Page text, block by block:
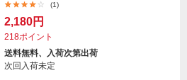
(1)
2,180円
218ポイント
送料無料、入荷次第出荷
次回入荷未定